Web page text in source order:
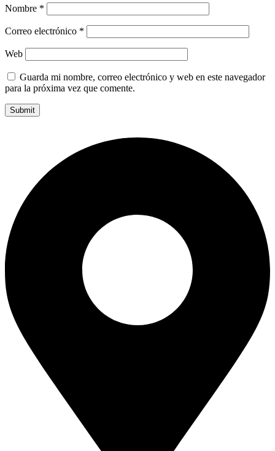
Nombre *
Correo electrónico *
Web
Guarda mi nombre, correo electrónico y web en este navegador
para la próxima vez que comente.